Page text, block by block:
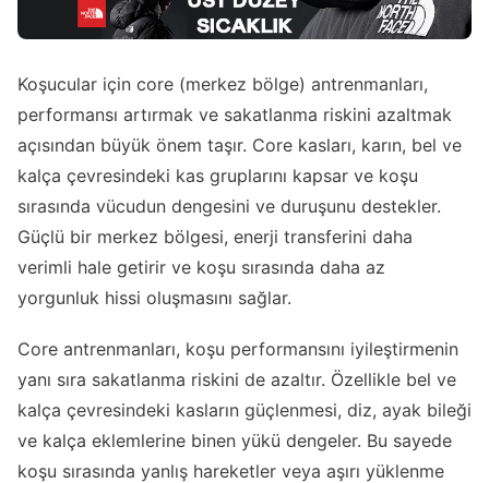
Koşucular için core (merkez bölge) antrenmanları,
performansı artırmak ve sakatlanma riskini azaltmak
açısından büyük önem taşır. Core kasları, karın, bel ve
kalça çevresindeki kas gruplarını kapsar ve koşu
sırasında vücudun dengesini ve duruşunu destekler.
Güçlü bir merkez bölgesi, enerji transferini daha
verimli hale getirir ve koşu sırasında daha az
yorgunluk hissi oluşmasını sağlar.
Core antrenmanları, koşu performansını iyileştirmenin
yanı sıra sakatlanma riskini de azaltır. Özellikle bel ve
kalça çevresindeki kasların güçlenmesi, diz, ayak bileği
ve kalça eklemlerine binen yükü dengeler. Bu sayede
koşu sırasında yanlış hareketler veya aşırı yüklenme